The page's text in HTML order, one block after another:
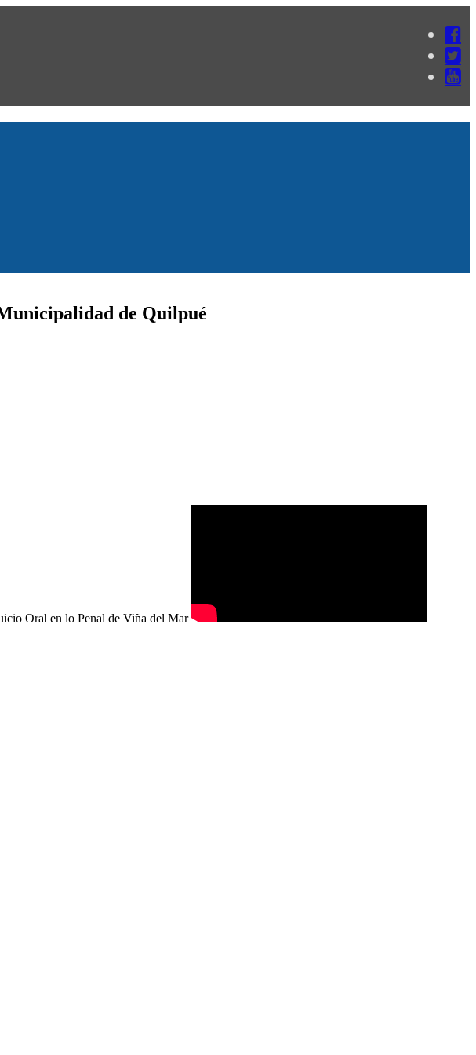
de Quilpué
Oral en lo Penal de Viña del Mar